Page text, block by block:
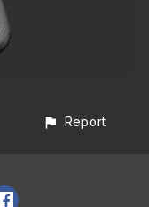
Report